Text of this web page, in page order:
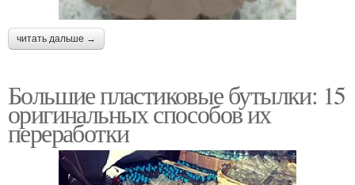
читать дальше →
Большие пластиковые бутылки: 15
оригинальных способов их
переработки